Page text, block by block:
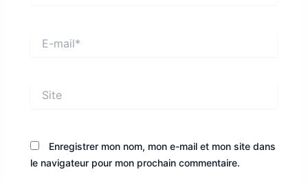
mail*
Enregistrer mon nom, mon e-mail et mon site dans
le navigateur pour mon prochain commentaire.